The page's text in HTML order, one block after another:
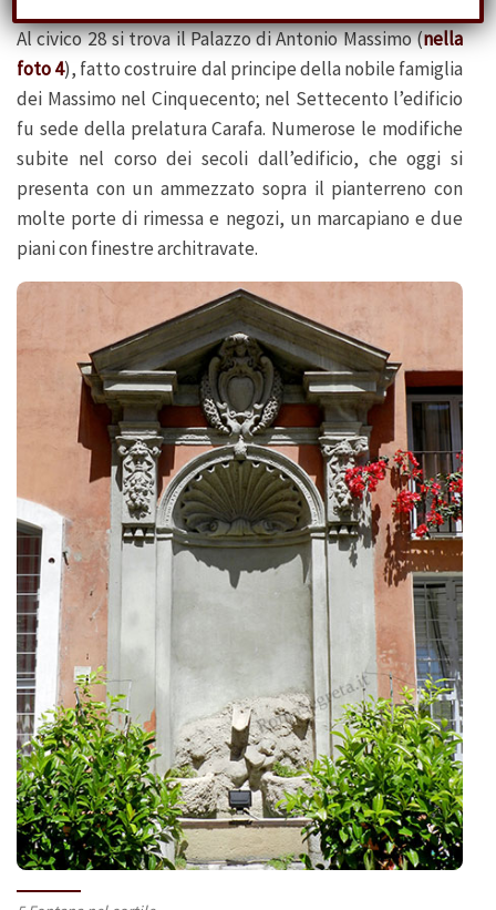
Al civico 28 si trova il Palazzo di Antonio Massimo (nella
foto 4), fatto costruire dal principe della nobile famiglia
dei Massimo nel Cinquecento; nel Settecento l’edificio
fu sede della prelatura Carafa. Numerose le modifiche
subite nel corso dei secoli dall’edificio, che oggi si
presenta con un ammezzato sopra il pianterreno con
molte porte di rimessa e negozi, un marcapiano e due
piani con finestre architravate.